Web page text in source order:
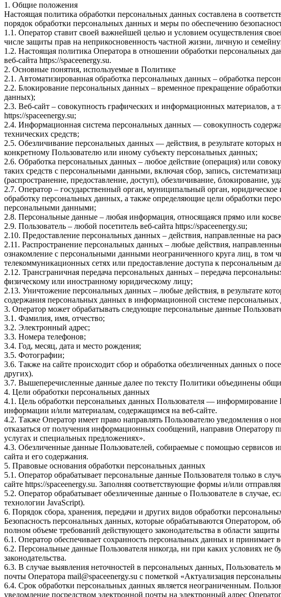
1. Общие положения
Настоящая политика обработки персональных данных составлена в
порядок обработки персональных данных и меры по обеспечению
1.1. Оператор ставит своей важнейшей целью и условием осуществления
числе защиты прав на неприкосновенность частной жизни, личную и
1.2. Настоящая политика Оператора в отношении обработки персональных
веб-сайта https://spaceenergy.su.
2. Основные понятия, используемые в Политике
2.1. Автоматизированная обработка персональных данных – обработка
2.2. Блокирование персональных данных – временное прекращение
данных);
2.3. Веб-сайт – совокупность графических и информационных материалов,
https://spaceenergy.su;
2.4. Информационная система персональных данных — совокупность
технических средств;
2.5. Обезличивание персональных данных — действия, в результате
конкретному Пользователю или иному субъекту персональных данных;
2.6. Обработка персональных данных – любое действие (операция) или
таких средств с персональными данными, включая сбор, запись,
(распространение, предоставление, доступ), обезличивание, блокирование,
2.7. Оператор – государственный орган, муниципальный орган,
обработку персональных данных, а также определяющие цели обработки
персональными данными;
2.8. Персональные данные – любая информация, относящаяся прямо или
2.9. Пользователь – любой посетитель веб-сайта https://spaceenergy.su;
2.10. Предоставление персональных данных – действия, направленные на
2.11. Распространение персональных данных – любые действия,
ознакомление с персональными данными неограниченного круга лиц, в
телекоммуникационных сетях или предоставление доступа к
2.12. Трансграничная передача персональных данных – передача
физическому или иностранному юридическому лицу;
2.13. Уничтожение персональных данных – любые действия, в результате
содержания персональных данных в информационной системе
3. Оператор может обрабатывать следующие персональные данные
3.1. Фамилия, имя, отчество;
3.2. Электронный адрес;
3.3. Номера телефонов;
3.4. Год, месяц, дата и место рождения;
3.5. Фотографии;
3.6. Также на сайте происходит сбор и обработка обезличенных данных о
других).
3.7. Вышеперечисленные данные далее по тексту Политики объединены
4. Цели обработки персональных данных
4.1. Цель обработки персональных данных Пользователя — информирование
информации и/или материалам, содержащимся на веб-сайте.
4.2. Также Оператор имеет право направлять Пользователю уведомления о
отказаться от получения информационных сообщений, направив Оператору
услугах и специальных предложениях».
4.3. Обезличенные данные Пользователей, собираемые с помощью сервисов
сайта и его содержания.
5. Правовые основания обработки персональных данных
5.1. Оператор обрабатывает персональные данные Пользователя только в
сайте https://spaceenergy.su. Заполняя соответствующие формы и/или
5.2. Оператор обрабатывает обезличенные данные о Пользователе в случае,
технологии JavaScript).
6. Порядок сбора, хранения, передачи и других видов обработки
Безопасность персональных данных, которые обрабатываются Оператором,
полном объеме требований действующего законодательства в области
6.1. Оператор обеспечивает сохранность персональных данных и
6.2. Персональные данные Пользователя никогда, ни при каких условиях не
законодательства.
6.3. В случае выявления неточностей в персональных данных, Пользователь
почты Оператора mail@spaceenergy.su с пометкой «Актуализация
6.4. Срок обработки персональных данных является неограниченным.
уведомление посредством электронной почты на электронный адрес